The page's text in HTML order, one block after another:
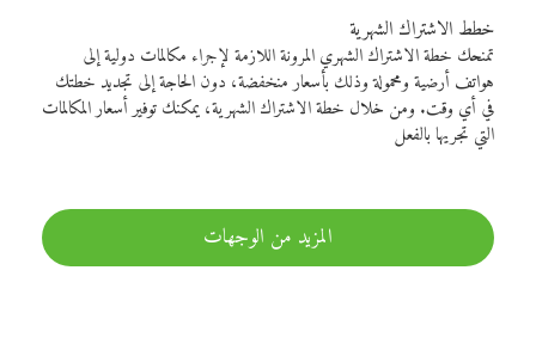
خطط الاشتراك الشهرية
تمنحك خطة الاشتراك الشهري المرونة اللازمة لإجراء مكالمات دولية إلى
هواتف أرضية ومحمولة وذلك بأسعار منخفضة، دون الحاجة إلى تجديد خطتك
في أي وقت. ومن خلال خطة الاشتراك الشهرية، يمكنك توفير أسعار المكالمات
التي تجريها بالفعل
المزيد من الوجهات